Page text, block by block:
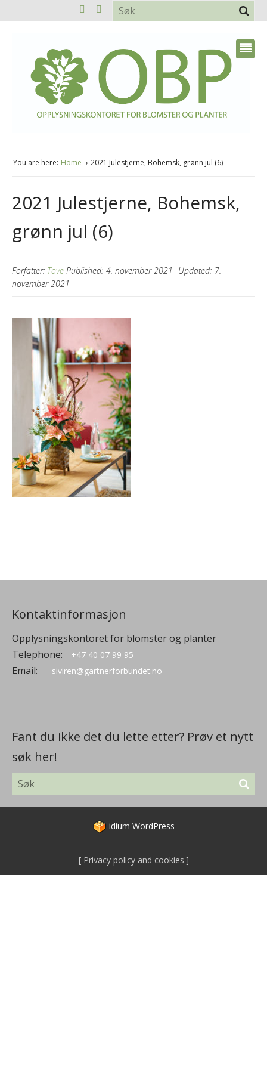
You are here: Home 2021 Julestjerne, Bohemsk, grønn jul (6)
2021 Julestjerne, Bohemsk,
grønn jul (6)
Forfatter: Tove Published: 4. november 2021 Updated: 7.
november 2021
Kontaktinformasjon
Opplysningskontoret for blomster og planter
Telephone:
+47 40 07 99 95
Email: siviren@gartnerforbundet.no
Fant du ikke det du lette etter? Prøv et nytt
søk her!
idium WordPress
Privacy policy and cookies